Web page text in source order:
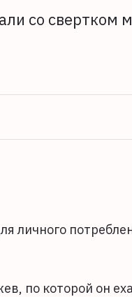
со свертком
личного
по которой он